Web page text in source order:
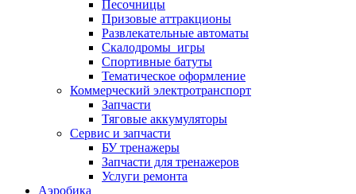
Песочницы
Призовые аттракционы
Развлекательные автоматы
Скалодромы_игры
Спортивные батуты
Тематическое оформление
Коммерческий электротранспорт
Запчасти
Тяговые аккумуляторы
Сервис и запчасти
БУ тренажеры
Запчасти для тренажеров
Услуги ремонта
Аэробика